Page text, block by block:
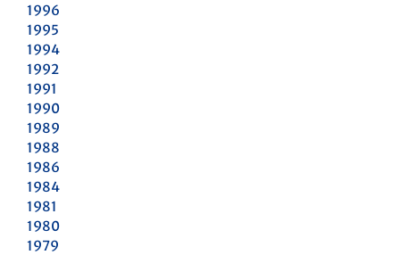
1996
1995
1994
1992
1991
1990
1989
1988
1986
1984
1981
1980
1979